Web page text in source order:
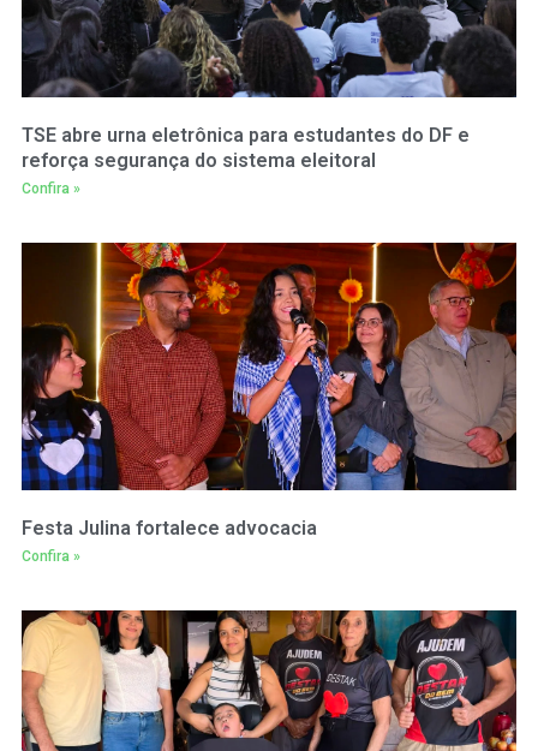
TSE abre urna eletrônica para estudantes do DF e
reforça segurança do sistema eleitoral
Confira »
Festa Julina fortalece advocacia
Confira »